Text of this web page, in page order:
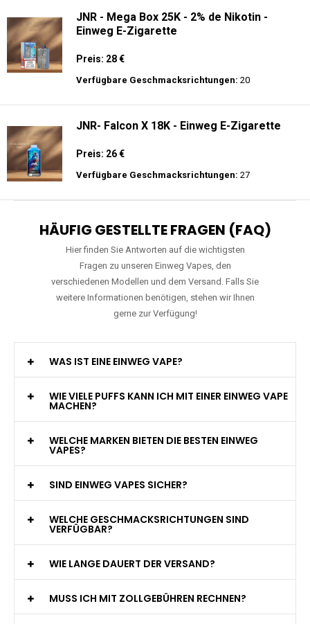
JNR - Mega Box 25K - 2% de Nikotin -
Einweg E-Zigarette
Preis: 28 €
Verfügbare Geschmacksrichtungen: 20
JNR- Falcon X 18K - Einweg E-Zigarette
Preis: 26 €
Verfügbare Geschmacksrichtungen: 27
HÄUFIG GESTELLTE FRAGEN (FAQ)
Hier finden Sie Antworten auf die wichtigsten
Fragen zu unseren Einweg Vapes, den
verschiedenen Modellen und dem Versand. Falls Sie
weitere Informationen benötigen, stehen wir Ihnen
gerne zur Verfügung!
WAS IST EINE EINWEG VAPE?
WIE VIELE PUFFS KANN ICH MIT EINER EINWEG VAPE
MACHEN?
WELCHE MARKEN BIETEN DIE BESTEN EINWEG
VAPES?
SIND EINWEG VAPES SICHER?
WELCHE GESCHMACKSRICHTUNGEN SIND
VERFÜGBAR?
WIE LANGE DAUERT DER VERSAND?
MUSS ICH MIT ZOLLGEBÜHREN RECHNEN?